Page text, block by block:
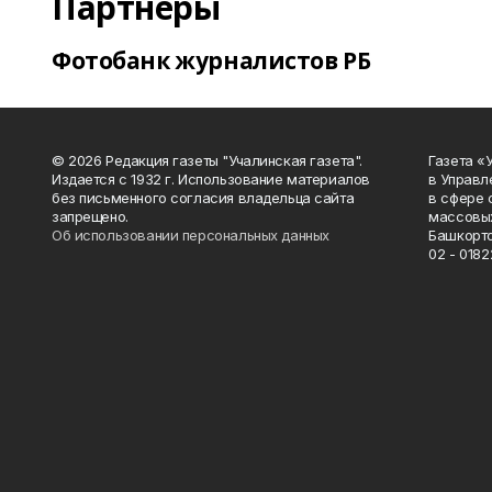
Фотобанк журналистов РБ
© 2026 Редакция газеты "Учалинская газета".
Издается с 1932 г. Использование материалов
без письменного согласия владельца сайта
запрещено.
Об использовании персональных данных
Газета
в
в сфере
02 -